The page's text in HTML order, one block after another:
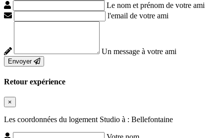
Le nom et prénom de votre ami
l'email de votre ami
Un message à votre ami
Envoyer
Retour expérience
×
Les coordonnées du logement Studio à : Bellefontaine